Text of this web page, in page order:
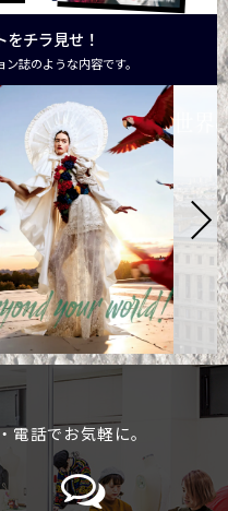
チラ見せ！
誌のような内容です。
話でお気軽に。